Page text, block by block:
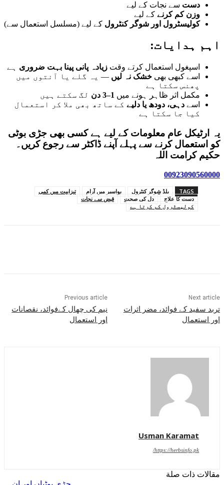
دست سے نجات کے لیے
وزن کم کرنے کے لیے
کولیسٹرول اور شوگر کنٹرول کے لیے (مسلسل استعمال سے)
اہم ہدایات:
اسپغول استعمال کرتے وقت زیادہ پانی پینا بہت ضروری ہے
اسے کبھی بھی خشک نہ لیں — یہ گلے یا آنتوں میں
پھنس سکتا ہے
مکمل اثر ظاہر ہونے میں 1–3 دن
لگ سکتے ہیں
اسے دہی، دودھ یا دلیے کے ساتھ بھی ملا کر استعمال
کیا جا سکتا ہے
یہ ارٹیکل عام معلومات کے لیے ہے کسی بھی جڑی بوٹی
کو استعمال کرنے سے پہلے آپنے ڈاکٹر سے رجوع کریں۔
حکیم کرامت اللہ
00923090560000
TAGS بلڈ شوگر کنٹرول بواسیر میں آرام
تیزابیت میں کمی
دست کا علاج
دل کی صحت
قبض سے نجات
کولیسٹرول کم کرتا ہے
Previous article
نیم کی چھال کےفوائد، نقصانات
اور استعمال
Next article
تربد سفید کے فوائد، مضر اثرات
اور استعمال
Usman Karamat
https://herbsinfo.pk/
مقالات ذات صلة